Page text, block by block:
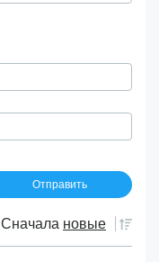
Сначала новые